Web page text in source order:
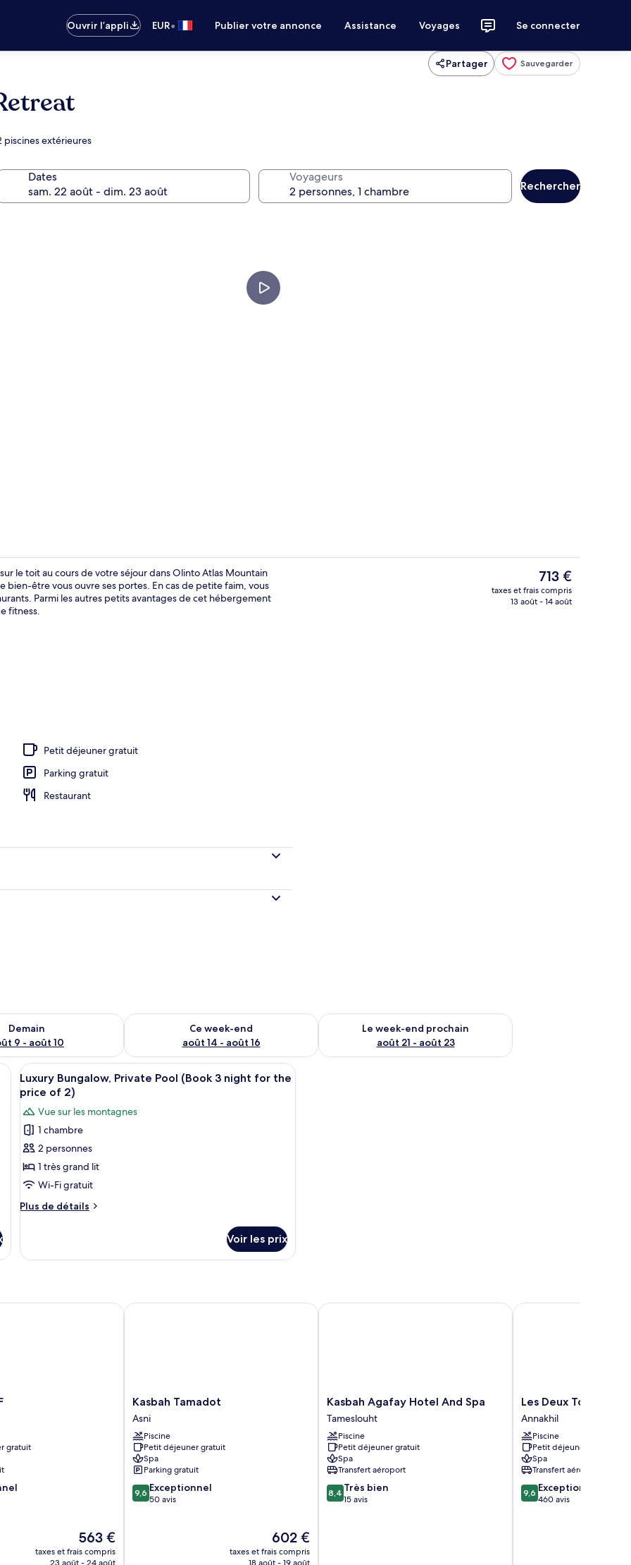
Ouvrir l’appli
EUR• Publier votre annonce Assistance Voyages Se connecter
Partager Sauvegarder
piscines extérieures
Dates Voyageurs
Rechercher
le toit au cours de votre séjour dans Olinto Atlas Mountain
bien-être vous ouvre ses portes. En cas de petite faim, vous
Parmi les autres petits avantages de cet hébergement
fitness.
Petit déjeuner gratuit
Parking gratuit
Restaurant
Le
prix
actuel
713 €
taxes et frais compris
13 août - 14 août
Demain
9 - août 10
pour demain août 9 - août 10
Ce week-end
août 14 - août 16
Vérifier la disponibilité pour ce week-end août 14 - août 16
Le week-end prochain
août 21 - août 23
Vérifier la disponibilité pour le week-end prochain août 21 -
lit, deux lampes de chevet, un panneau décoratif au mur et un plafond à motifs.
Afficher
toutes
les
photos
pour
ce
type
de
chambre :
Luxury
Private
Pool
Une chambre d’hôtel avec un grand lit, deux lampes de chevet, une table de chevet, un miroir et une fenêtre
3
Luxury Bungalow, Private Pool (Book 3 night for the
price of 2)
Vue sur les montagnes
1 chambre
2 personnes
1 très grand lit
Wi-Fi gratuit
Plus de détails
Plus
le
Luxury
2)
Voir les prix
gratuit
Le
nouveau
prix
563 €
taxes et frais compris
Kasbah
Tamadot
Asni
Kasbah Tamadot
Asni
Piscine
Petit déjeuner gratuit
Spa
Parking gratuit
9.6
sur
9,6 Exceptionnel
50 avis
Le
nouveau
prix
602 €
taxes et frais compris
Kasbah Tamadot
Kasbah
Agafay
Hotel
And
Spa
Tameslouht
Kasbah Agafay Hotel And Spa
Tameslouht
Piscine
Petit déjeuner gratuit
Spa
Transfert aéroport
8.4
sur
8,4 Très bien
15 avis
Kasbah Agafay Hotel And Spa
Les
Deux
Tours
Annakhil
Les Deux Tours
Annakhil
Piscine
Petit déjeuner gratuit
Spa
Transfert aéroport
9.6
sur
9,6 Exceptionnel
460 avis
Les Deux Tours